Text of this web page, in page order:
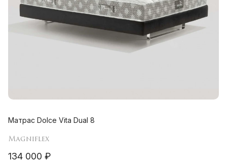
Матрас Dolce Vita Dual 8
Magniflex
134 000 ₽